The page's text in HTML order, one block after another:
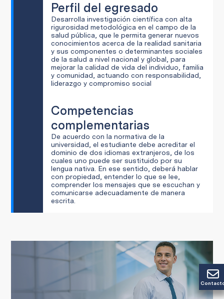
Perfil del egresado
Desarrolla investigación científica con alta
rigurosidad metodológica en el campo de la
salud pública, que le permita generar nuevos
conocimientos acerca de la realidad sanitaria
y sus componentes o determinantes sociales
de la salud a nivel nacional y global, para
mejorar la calidad de vida del individuo, familia
y comunidad, actuando con responsabilidad,
liderazgo y compromiso social
Competencias
complementarias
De acuerdo con la normativa de la
universidad, el estudiante debe acreditar el
dominio de dos idiomas extranjeros, de los
cuales uno puede ser sustituido por su
lengua nativa. En ese sentido, deberá hablar
con propiedad, entender lo que se lee,
comprender los mensajes que se escuchan y
comunicarse adecuadamente de manera
escrita.